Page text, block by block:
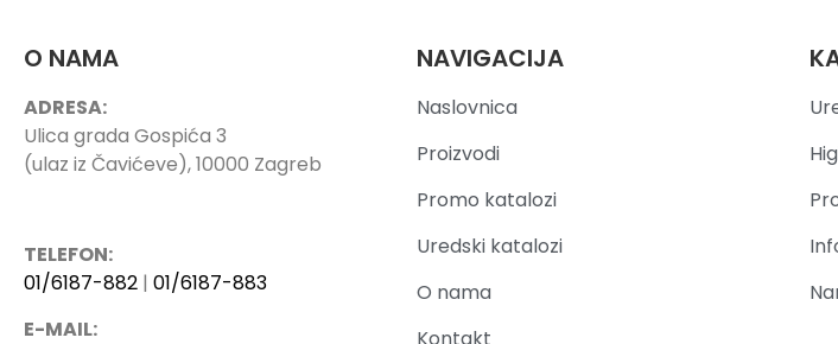
O NAMA
ADRESA:
Ulica grada Gospića 3
(ulaz iz Čavićeve), 10000 Zagreb
TELEFON:
01/6187-882 | 01/6187-883
E-MAIL:
NAVIGACIJA
Naslovnica
Proizvodi
Promo katalozi
Uredski katalozi
O nama
Kontakt